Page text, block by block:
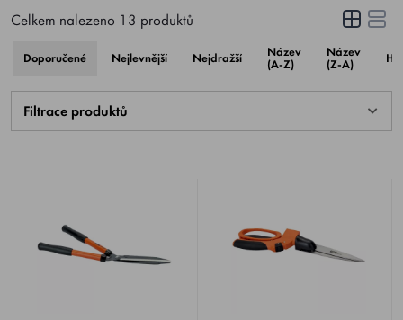
Celkem nalezeno 13 produktů
Doporučené Nejlevnější Nejdražší
Název
(A-Z)
Název
(Z-A)
Filtrace produktů